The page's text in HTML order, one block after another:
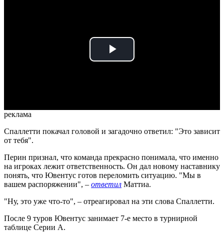
Play
реклама
Спаллетти покачал головой и загадочно ответил: "Это зависит
от тебя".
Перин признал, что команда прекрасно понимала, что именно
на игроках лежит ответственность. Он дал новому наставнику
понять, что Ювентус готов переломить ситуацию. "Мы в
вашем распоряжении", – ответил Маттиа.
"Ну, это уже что-то", – отреагировал на эти слова Спаллетти.
После 9 туров Ювентус занимает 7-е место в турнирной
таблице Серии А.